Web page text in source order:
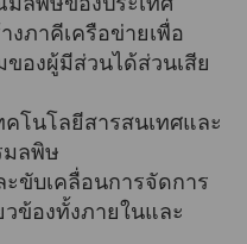
งภาคีเครือข่ายเพื่อ
ของผู้มีส่วนได้ส่วนเสีย
โนโลยีสารสนเทศและ
มลพิษ
ขับเคลื่อนการจัดการ
ข้องทั้งภายในและ